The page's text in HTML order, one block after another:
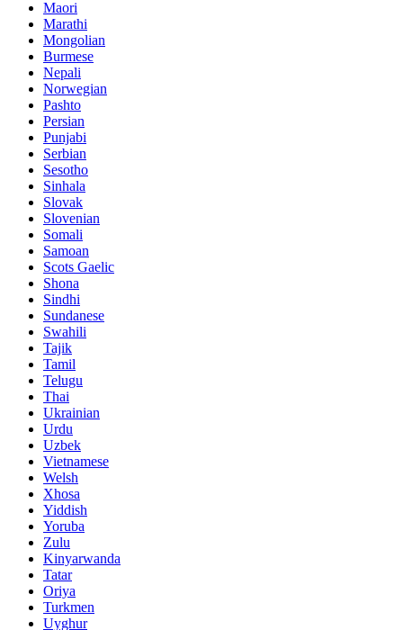
Maori
Marathi
Mongolian
Burmese
Nepali
Norwegian
Pashto
Persian
Punjabi
Serbian
Sesotho
Sinhala
Slovak
Slovenian
Somali
Samoan
Scots Gaelic
Shona
Sindhi
Sundanese
Swahili
Tajik
Tamil
Telugu
Thai
Ukrainian
Urdu
Uzbek
Vietnamese
Welsh
Xhosa
Yiddish
Yoruba
Zulu
Kinyarwanda
Tatar
Oriya
Turkmen
Uyghur